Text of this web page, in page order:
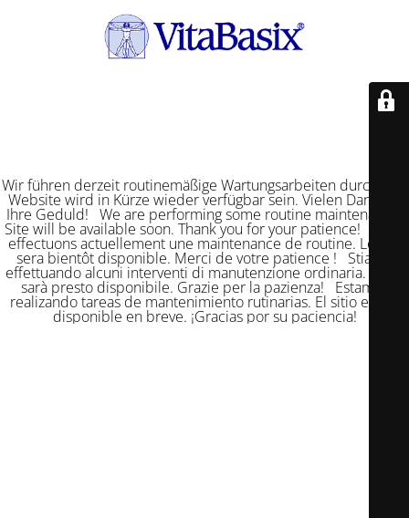
Wir führen derzeit routinemäßige Wartungsarbeiten durch. Die
Website wird in Kürze wieder verfügbar sein. Vielen Dank für
Ihre Geduld! We are performing some routine maintenance.
Site will be available soon. Thank you for your patience! Nous
effectuons actuellement une maintenance de routine. Le site
sera bientôt disponible. Merci de votre patience ! Stiamo
effettuando alcuni interventi di manutenzione ordinaria. Il sito
sarà presto disponibile. Grazie per la pazienza! Estamos
realizando tareas de mantenimiento rutinarias. El sitio estará
disponible en breve. ¡Gracias por su paciencia!